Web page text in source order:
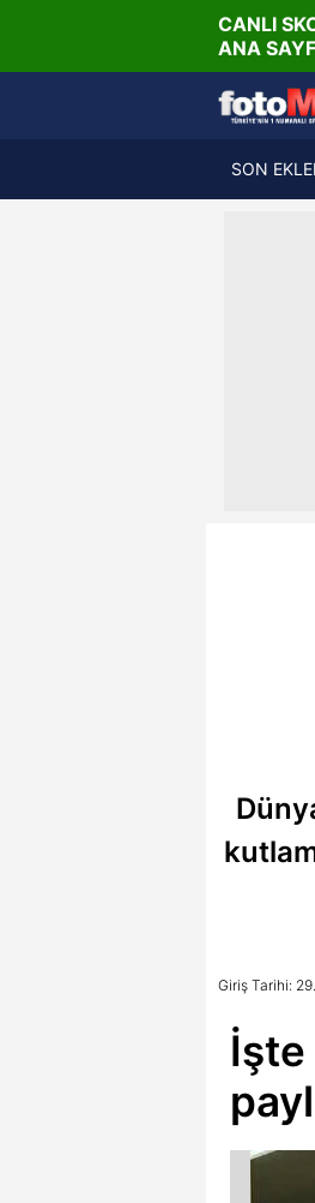
CANLI
ANA
Jagiellonia Bialystok
SON
Giriş Tarihi:
İşte